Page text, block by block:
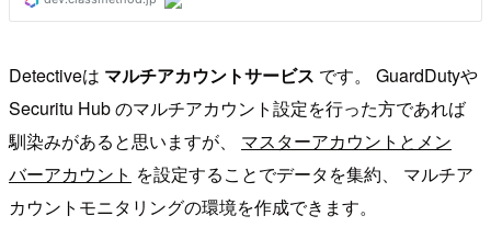
Detectiveは マルチアカウントサービス です。 GuardDutyや
Securitu Hub のマルチアカウント設定を行った方であれば
馴染みがあると思いますが、 マスターアカウントとメン
バーアカウント を設定することでデータを集約、 マルチア
カウントモニタリングの環境を作成できます。